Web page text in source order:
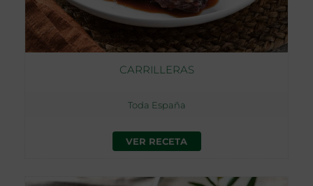
CARRILLERAS
Toda España
VER RECETA